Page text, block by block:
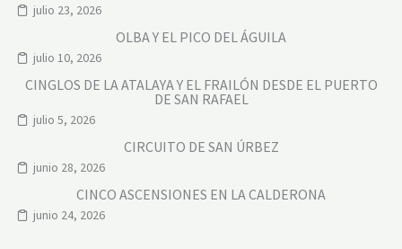
julio 23, 2026
OLBA Y EL PICO DEL ÁGUILA
julio 10, 2026
CINGLOS DE LA ATALAYA Y EL FRAILÓN DESDE EL PUERTO
DE SAN RAFAEL
julio 5, 2026
CIRCUITO DE SAN ÚRBEZ
junio 28, 2026
CINCO ASCENSIONES EN LA CALDERONA
junio 24, 2026